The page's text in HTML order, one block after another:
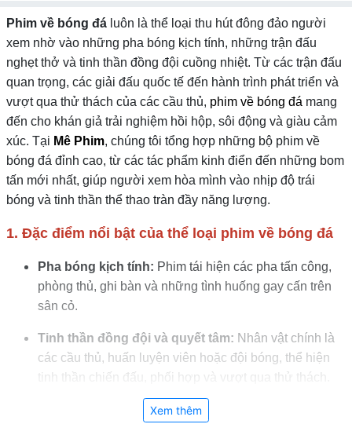
Phim về bóng đá luôn là thể loại thu hút đông đảo người
xem nhờ vào những pha bóng kịch tính, những trận đấu
nghẹt thở và tinh thần đồng đội cuồng nhiệt. Từ các trận đấu
quan trọng, các giải đấu quốc tế đến hành trình phát triển và
vượt qua thử thách của các cầu thủ, phim về bóng đá mang
đến cho khán giả trải nghiệm hồi hộp, sôi động và giàu cảm
xúc. Tại Mê Phim, chúng tôi tổng hợp những bộ phim về
bóng đá đỉnh cao, từ các tác phẩm kinh điển đến những bom
tấn mới nhất, giúp người xem hòa mình vào nhịp độ trái
bóng và tinh thần thể thao tràn đầy năng lượng.
1. Đặc điểm nổi bật của thể loại phim về bóng đá
Pha bóng kịch tính: Phim tái hiện các pha tấn công,
phòng thủ, ghi bàn và những tình huống gay cấn trên
sân cỏ.
Tinh thần đồng đội và quyết tâm: Nhân vật chính là
các cầu thủ, huấn luyện viên hoặc đội bóng, thể hiện
tinh thần chiến đấu, phối hợp và vượt qua thử thách.
Bối cảnh sống động:Sân vận động, khán đài, phòng
Xem thêm